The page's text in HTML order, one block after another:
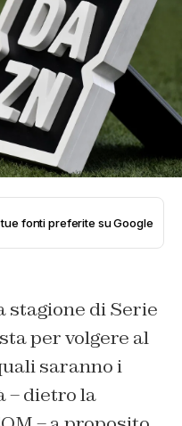
fonti preferite su Google
stagione di Serie
per volgere al
saranno i
– dietro la